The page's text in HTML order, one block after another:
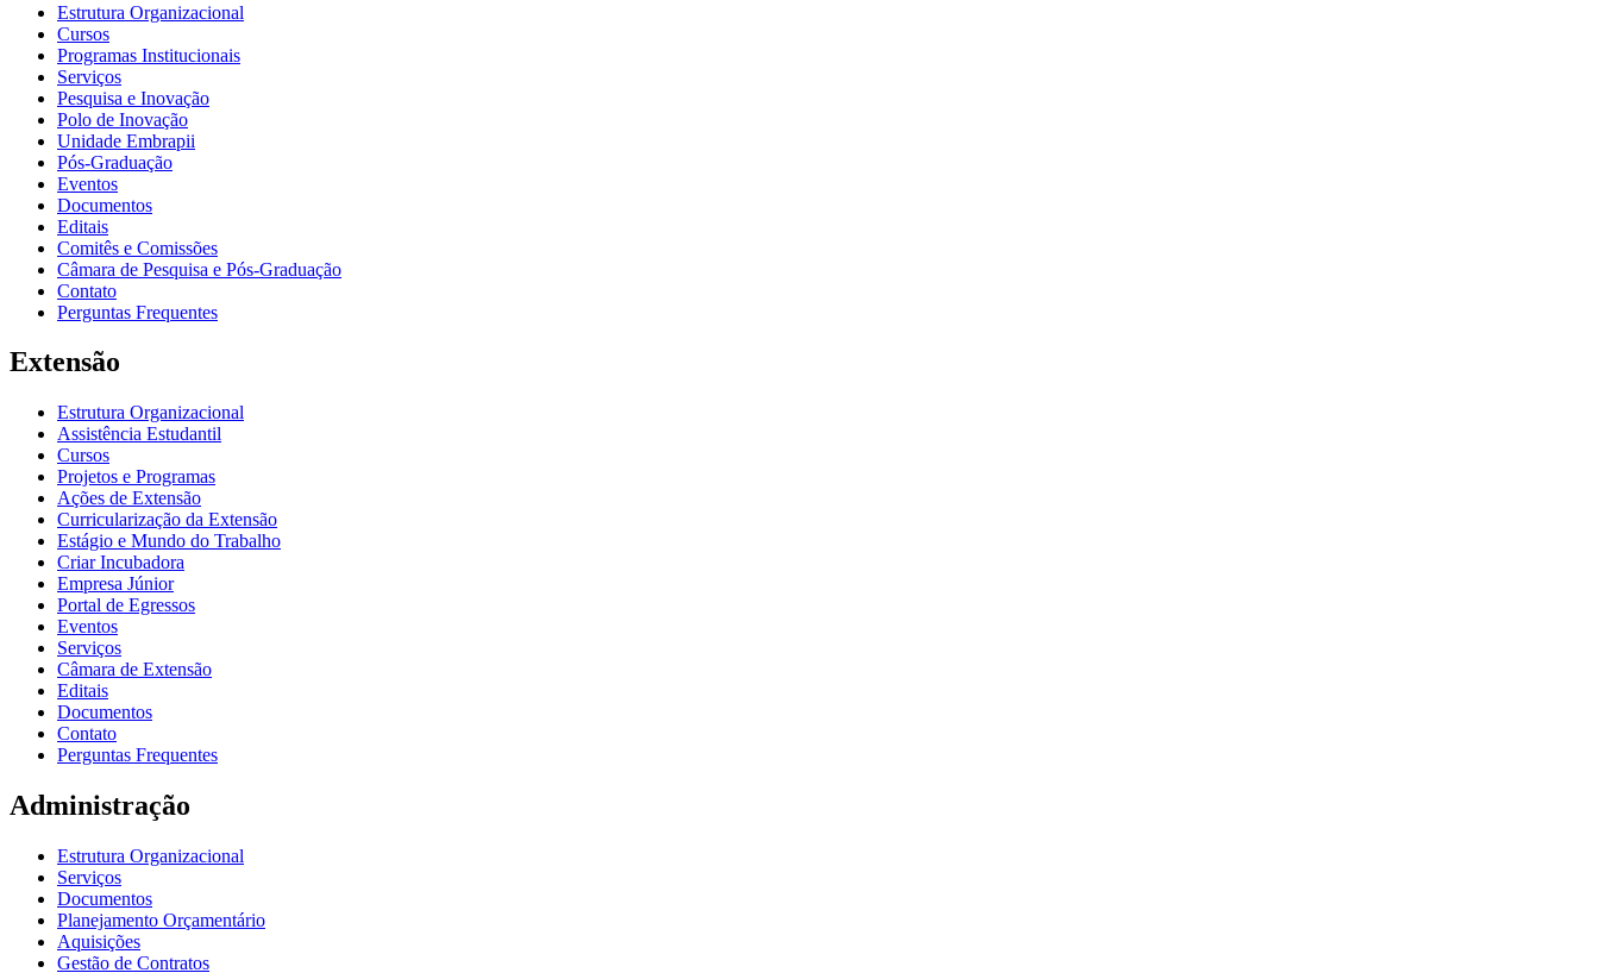
Estrutura Organizacional
Cursos
Programas Institucionais
Serviços
Pesquisa e Inovação
Polo de Inovação
Unidade Embrapii
Pós-Graduação
Eventos
Documentos
Editais
Comitês e Comissões
Câmara de Pesquisa e Pós-Graduação
Contato
Perguntas Frequentes
Extensão
Estrutura Organizacional
Assistência Estudantil
Cursos
Projetos e Programas
Ações de Extensão
Curricularização da Extensão
Estágio e Mundo do Trabalho
Criar Incubadora
Empresa Júnior
Portal de Egressos
Eventos
Serviços
Câmara de Extensão
Editais
Documentos
Contato
Perguntas Frequentes
Administração
Estrutura Organizacional
Serviços
Documentos
Planejamento Orçamentário
Aquisições
Gestão de Contratos